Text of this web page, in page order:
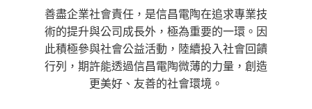
善盡企業社會責任，是信昌電陶在追求專業技
術的提升與公司成長外，極為重要的一環。因
此積極參與社會公益活動，陸續投入社會回饋
行列，期許能透過信昌電陶微薄的力量，創造
更美好、友善的社會環境。